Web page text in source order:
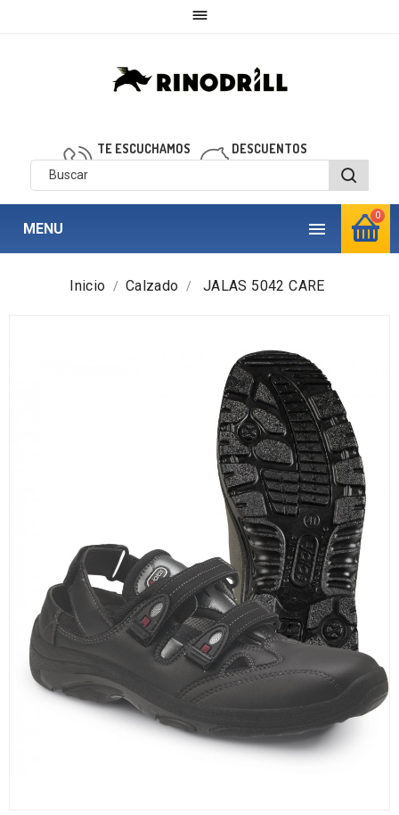

0
TE ESCUCHAMOS
910 850 040
DESCUENTOS
personalizados

MENU
Inicio Calzado JALAS 5042 CARE